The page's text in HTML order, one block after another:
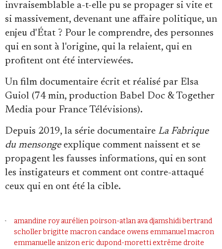
Se connecter
invraisemblable a-t-elle pu se propager si vite et
si massivement, devenant une affaire politique, un
enjeu d'État ? Pour le comprendre, des personnes
qui en sont à l'origine, qui la relaient, qui en
profitent ont été interviewées.
Un film documentaire écrit et réalisé par Elsa
Guiol (74 min, production Babel Doc & Together
Media pour France Télévisions).
Depuis 2019, la série documentaire La Fabrique
du mensongeexplique comment naissent et se
propagent les fausses informations, qui en sont
les instigateurs et comment ont contre-attaqué
ceux qui en ont été la cible.
amandine roy aurélien poirson-atlan ava djamshidibertrand
schollerbrigitte macroncandace owens emmanuel macron
emmanuelle anizoneric dupond-morettiextrême droite